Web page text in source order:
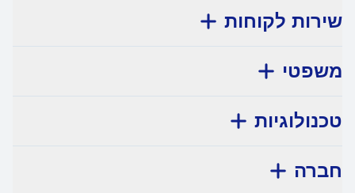
שירות לקוחות
משפטי
טכנולוגיות
חברה